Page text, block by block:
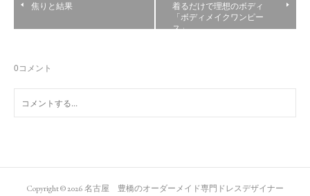
焦りと結果
着るだけで理想のボディ
「ボディメイクワンピー
ス」
0コメント
Copyright ©2026名古屋 豊橋のオーダーメイド専門ドレスデザイナー